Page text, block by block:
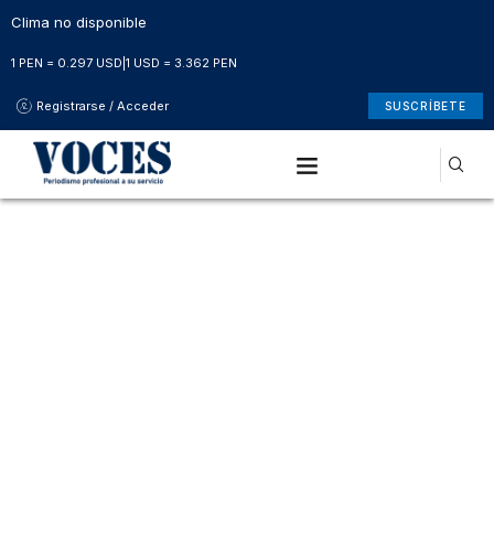
Clima no disponible
1 PEN = 0.297 USD 1 USD = 3.362 PEN
Registrarse / Acceder SUSCRÍBETE